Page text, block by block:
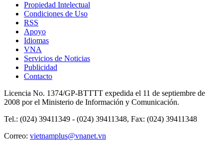
Propiedad Intelectual
Condiciones de Uso
RSS
Apoyo
Idiomas
VNA
Servicios de Noticias
Publicidad
Contacto
Licencia No. 1374/GP-BTTTT expedida el 11 de septiembre de
2008 por el Ministerio de Información y Comunicación.
Tel.: (024) 39411349 - (024) 39411348, Fax: (024) 39411348
Correo: vietnamplus@vnanet.vn